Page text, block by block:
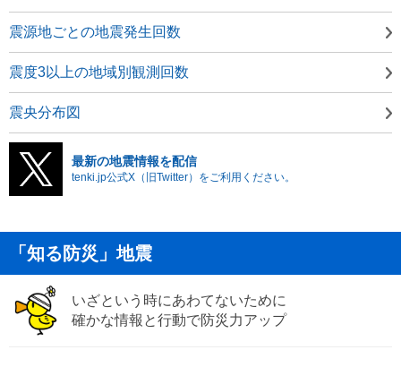
震源地ごとの地震発生回数
震度3以上の地域別観測回数
震央分布図
最新の地震情報を配信
tenki.jp公式X（旧Twitter）をご利用ください。
「知る防災」地震
いざという時にあわてないために
確かな情報と行動で防災力アップ